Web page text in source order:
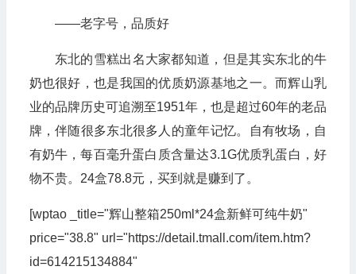
——老字号，品质好
东北的雪糕出名大家都知道，但是其实东北的牛
奶也很好，也是我国的优质奶源基地之一。而辉山乳
业的品牌历史可追溯至1951年，也是超过60年的老品
牌，伴随很多东北很多人的童年记忆。自有牧场，自
有奶牛，每百毫升蛋白质含量达3.1G优质乳蛋白，好
物不贵。24盒78.8元，买到就是赚到了。
[wptao _title="辉山整箱250ml*24盒新鲜可纯牛奶"
price="38.8" url="https://detail.tmall.com/item.htm?
id=614215134884"